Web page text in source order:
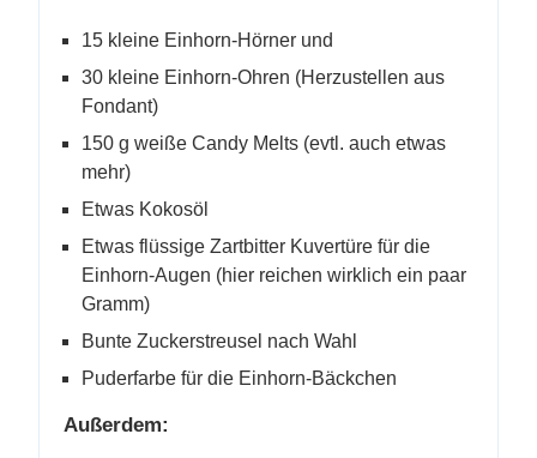
15 kleine Einhorn-Hörner und
30 kleine Einhorn-Ohren (Herzustellen aus
Fondant)
150 g weiße Candy Melts (evtl. auch etwas
mehr)
Etwas Kokosöl
Etwas flüssige Zartbitter Kuvertüre für die
Einhorn-Augen (hier reichen wirklich ein paar
Gramm)
Bunte Zuckerstreusel nach Wahl
Puderfarbe für die Einhorn-Bäckchen
Außerdem: